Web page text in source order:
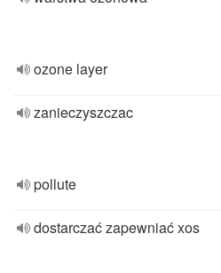
ozone layer
zanieczyszczac
pollute
dostarczać zapewniać xos